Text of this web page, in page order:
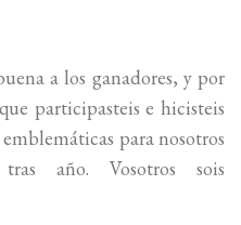
a los ganadores, y por
participasteis e hicisteis
para nosotros
año. Vosotros sois